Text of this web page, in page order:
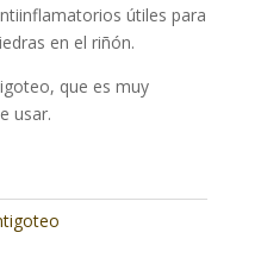
útiles para
en el riñón.
que es muy
usar.